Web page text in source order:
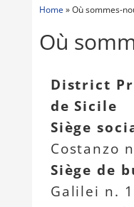
Home »Où sommes-
Où
District
de Sicile
Siège
Costanzo
Siège de
Galilei n.